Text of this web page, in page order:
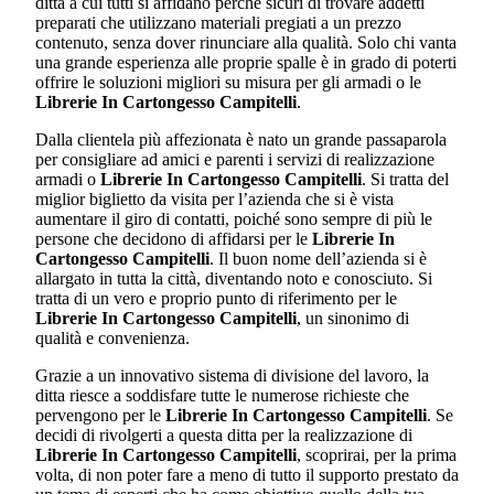
preparati che utilizzano materiali pregiati a un prezzo
contenuto, senza dover rinunciare alla qualità. Solo chi vanta
una grande esperienza alle proprie spalle è in grado di poterti
offrire le soluzioni migliori su misura per gli armadi o le
Librerie In Cartongesso Campitelli.
Dalla clientela più affezionata è nato un grande passaparola
per consigliare ad amici e parenti i servizi di realizzazione
armadi o Librerie In Cartongesso Campitelli. Si tratta del
miglior biglietto da visita per l’azienda che si è vista
aumentare il giro di contatti, poiché sono sempre di più le
persone che decidono di affidarsi per le Librerie In
Cartongesso Campitelli. Il buon nome dell’azienda si è
allargato in tutta la città, diventando noto e conosciuto. Si
tratta di un vero e proprio punto di riferimento per le
Librerie In Cartongesso Campitelli, un sinonimo di
qualità e convenienza.
Grazie a un innovativo sistema di divisione del lavoro, la
ditta riesce a soddisfare tutte le numerose richieste che
pervengono per le Librerie In Cartongesso Campitelli. Se
decidi di rivolgerti a questa ditta per la realizzazione di
Librerie In Cartongesso Campitelli, scoprirai, per la prima
volta, di non poter fare a meno di tutto il supporto prestato da